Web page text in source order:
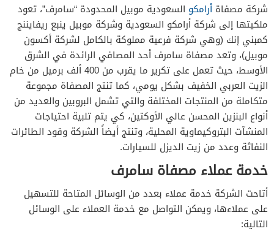
شركة مصفاة أرامكو السعودية موبيل المحدودة “سامرف”، تعود
ملكيتها إلى شركة أرامكو السعودية وشركة موبيل ينبع ريفايننج
كمبني إنك (وهي شركة فرعية مملوكة بالكامل لشركة أكسون
موبيل)، وتعد مصفاة سامرف أحد المصافي الرائدة في الشرق
الأوسط، حيث تعمل على تكرير ما يقرب من 400 ألف برميل من خام
الزيت العربي الخفيف بشكل يومي، كما تنتج المصفاة مجموعة
متكاملة من المنتجات المختلفة والتي تشمل البروبين والعديد من
أنواع البنزين المحسن عالي الأوكتين، كي يتم تلبية احتياجات
المنشآت البتروكيماوية المحلية، وتنتج أيضاً الشركة وقود الطائرات
النفاثة وعدد من زيت الديزل للسيارات.
خدمة عملاء مصفاة سامرف
أتاحت الشركة خدمة عملاء بعدد من الوسائل المتاحة للتسهيل
على عملاءها، ويمكن التواصل مع خدمة العملاء على الوسائل
التالية: